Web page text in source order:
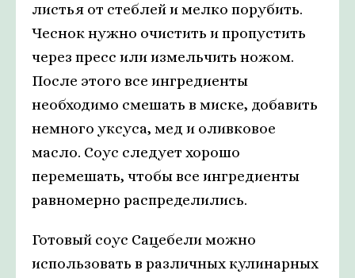
листья от стеблей и мелко порубить.
Чеснок нужно очистить и пропустить
через пресс или измельчить ножом.
После этого все ингредиенты
необходимо смешать в миске, добавить
немного уксуса, мед и оливковое
масло. Соус следует хорошо
перемешать, чтобы все ингредиенты
равномерно распределились.
Готовый соус Сацебели можно
использовать в различных кулинарных